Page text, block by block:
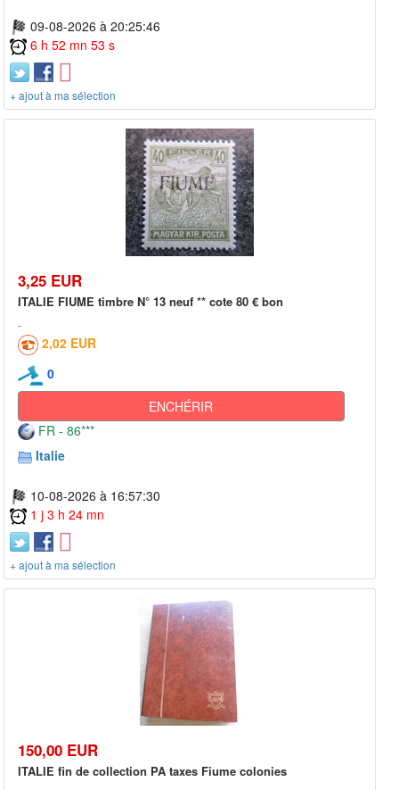
09-08-2026 à 20:25:46
6 h 52 mn 53 s
+ ajout à ma sélection
3,25 EUR
ITALIE FIUME timbre N° 13 neuf ** cote 80 € bon
2,02 EUR
0
ENCHÉRIR
FR - 86***
Italie
10-08-2026 à 16:57:30
1 j 3 h 24 mn
+ ajout à ma sélection
150,00 EUR
ITALIE fin de collection PA taxes Fiume colonies